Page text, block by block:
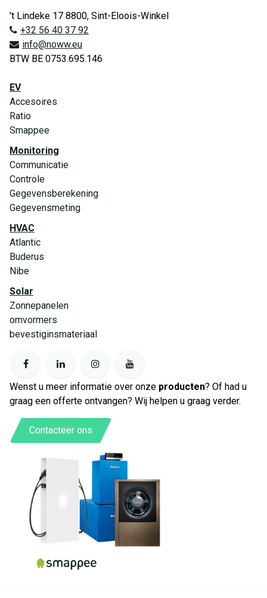
't Lindeke 17 8800, Sint-Eloois-Winkel
+32 56 40 37 92
info@noww.eu
BTW BE 0753.695.146
EV
Accesoires
Ratio
Smappee
Monitoring
Communicatie
Controle
Gegevensberekening
Gegevensmeting
HVAC
Atlantic
Buderus
Nibe
Solar
Zonnepanelen
omvormers
bevestiginsmateriaal
Wenst u meer informatie over onze producten? Of had u
graag een offerte ontvangen? Wij helpen u graag verder.
Contacteer ons